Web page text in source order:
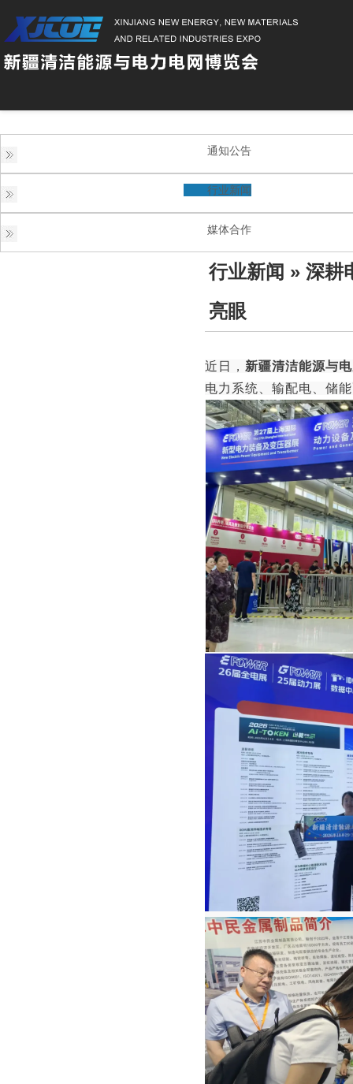
通知公告
行业新闻
媒体合作
行业新闻 » 深耕
亮眼
近日， 新疆清洁能源与
电力系统、输配电、储